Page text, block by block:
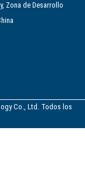
Zona de Desarrollo
Co., Ltd. Todos los